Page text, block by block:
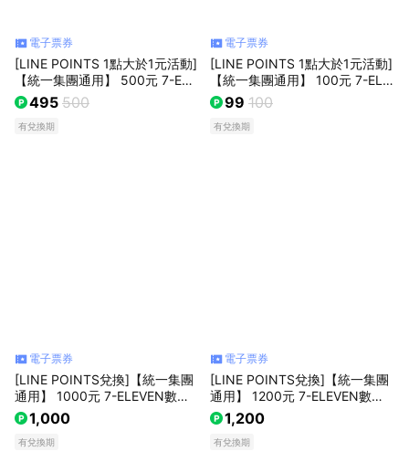
電子票券
[LINE POINTS 1點大於1元活動]
【統一集團通用】 500元 7-ELE
VEN數位商品禮券 喜客券(輸入
序號後．可分次使用)
495 500
有兌換期
電子票券
[LINE POINTS 1點大於1元活動]
【統一集團通用】 100元 7-ELE
VEN數位商品禮券 喜客券(輸入
序號後．可分次使用)
99 100
有兌換期
電子票券
[LINE POINTS兌換]【統一集團
通用】 1000元 7-ELEVEN數位
商品禮券 喜客券(輸入序號後．
可分次使用)
1,000
有兌換期
電子票券
[LINE POINTS兌換]【統一集團
通用】 1200元 7-ELEVEN數位
商品禮券 喜客券(輸入序號後．
可分次使用)
1,200
有兌換期